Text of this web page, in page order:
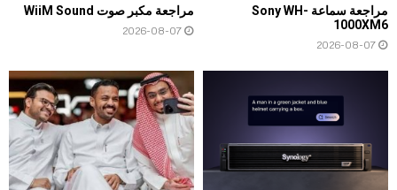
مراجعة سماعة Sony WH-
1000XM6
2026-08-07
مراجعة مكبر صوت WiiM Sound
2026-08-07